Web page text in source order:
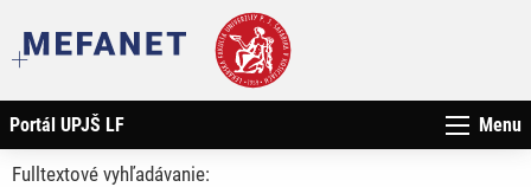
Portál UPJŠ LF Menu
Fulltextové vyhľadávanie: